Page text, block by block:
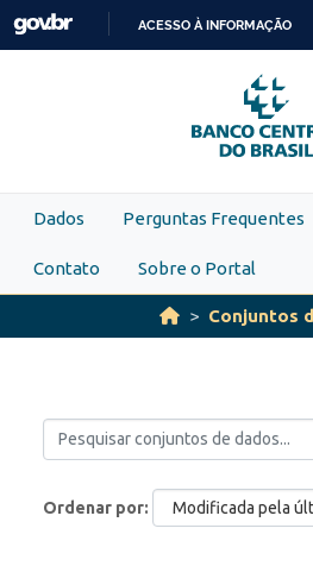
Skip to main content
PARA
O
ACESSO À INFORMAÇÃO
Dados Perguntas Frequentes
Contato Sobre o Portal
Conjuntos
Ordenar por